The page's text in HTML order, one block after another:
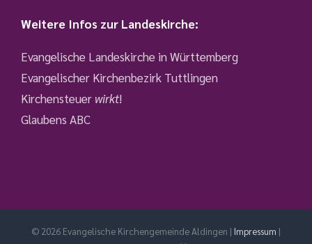
Weitere Infos zur Landeskirche:
Evangelische Landeskirche in Württemberg
Evangelischer Kirchenbezirk Tuttlingen
Kirchensteuer wirkt!
Glaubens ABC
© 2026 Evangelische Kirchengemeinde Aldingen | Impressum |